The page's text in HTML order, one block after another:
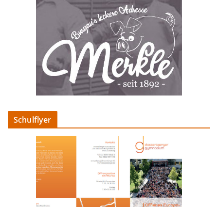
Schulflyer